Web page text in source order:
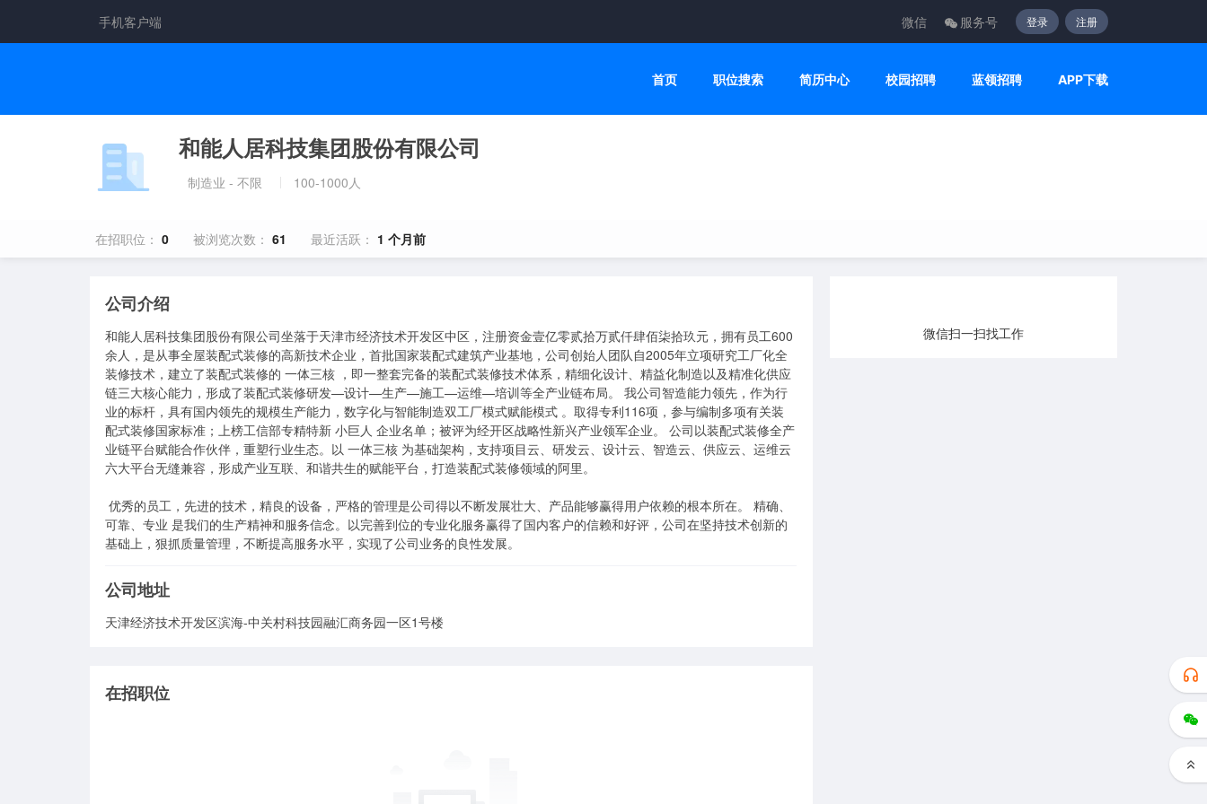
手机客户端 微信 服务号 登录 注册
首页 职位搜索 简历中心 校园招聘 蓝领招聘 APP下载
和能人居科技集团股份有限公司
制造业 - 不限 100-1000人
在招职位： 0 被浏览次数： 61 最近活跃： 1 个月前
公司介绍
和能人居科技集团股份有限公司坐落于天津市经济技术开发区中区，注册资金壹亿零贰拾万贰仟肆佰柒拾玖元，拥有员工600
余人，是从事全屋装配式装修的高新技术企业，首批国家装配式建筑产业基地，公司创始人团队自2005年立项研究工厂化全
装修技术，建立了装配式装修的 一体三核 ，即一整套完备的装配式装修技术体系，精细化设计、精益化制造以及精准化供应
链三大核心能力，形成了装配式装修研发—设计—生产—施工—运维—培训等全产业链布局。 我公司智造能力领先，作为行
业的标杆，具有国内领先的规模生产能力，数字化与智能制造双工厂模式赋能模式 。取得专利116项，参与编制多项有关装
配式装修国家标准；上榜工信部专精特新 小巨人 企业名单；被评为经开区战略性新兴产业领军企业。 公司以装配式装修全产
业链平台赋能合作伙伴，重塑行业生态。以 一体三核 为基础架构，支持项目云、研发云、设计云、智造云、供应云、运维云
六大平台无缝兼容，形成产业互联、和谐共生的赋能平台，打造装配式装修领域的阿里。
优秀的员工，先进的技术，精良的设备，严格的管理是公司得以不断发展壮大、产品能够赢得用户依赖的根本所在。 精确、
可靠、专业 是我们的生产精神和服务信念。以完善到位的专业化服务赢得了国内客户的信赖和好评，公司在坚持技术创新的
基础上，狠抓质量管理，不断提高服务水平，实现了公司业务的良性发展。
公司地址
天津经济技术开发区滨海-中关村科技园融汇商务园一区1号楼
在招职位
微信扫一扫找工作